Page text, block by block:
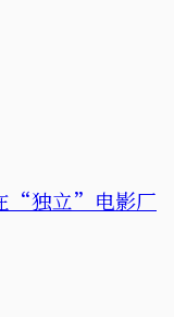
“独立”电影厂